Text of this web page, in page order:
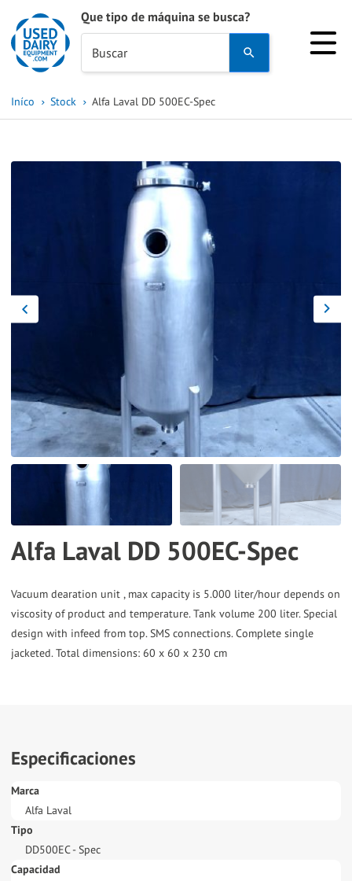
Que tipo de máquina se busca?
Buscar
and
to
select
result.
enter
selected
search
result.
Touch
can
use
and
swipe
gestures.
Iníco Stock Alfa Laval DD 500EC-Spec
Alfa Laval DD 500EC-Spec
Vacuum dearation unit , max capacity is 5.000 liter/hour depends on
viscosity of product and temperature. Tank volume 200 liter. Special
design with infeed from top. SMS connections. Complete single
Especificaciones
Marca
Alfa Laval
Tipo
DD500EC - Spec
Capacidad